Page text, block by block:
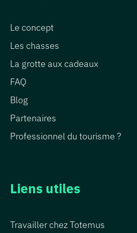
Le concept
Les chasses
La grotte aux cadeaux
FAQ
Blog
Partenaires
Professionnel du tourisme ?
Liens utiles
Travailler chez Totemus